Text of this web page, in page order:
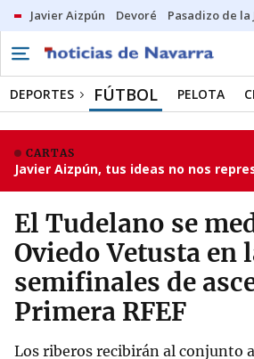
Javier Aizpún Devoré Pasadizo de la
DEPORTES FÚTBOL PELOTA
CARTAS
Javier Aizpún, tus ideas no nos
El Tudelano se
Oviedo Vetusta en
semifinales de
Primera RFEF
Los riberos recibirán al conjunto